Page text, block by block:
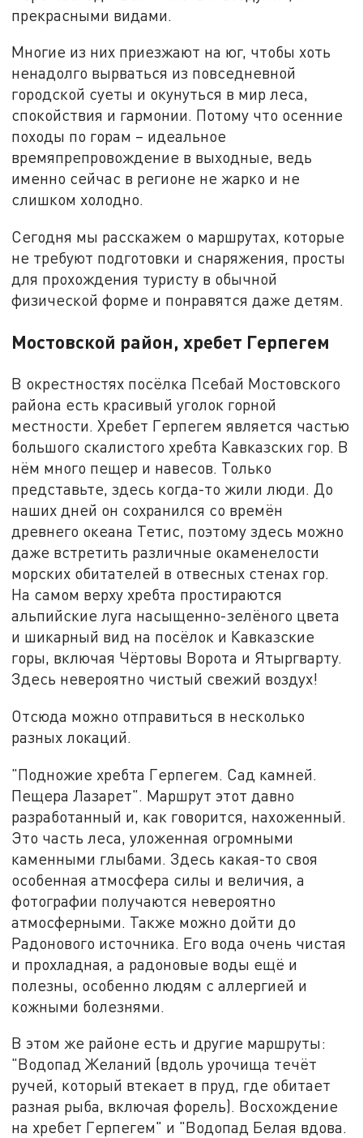
прекрасными видами.
Многие из них приезжают на юг, чтобы хоть
ненадолго вырваться из повседневной
городской суеты и окунуться в мир леса,
спокойствия и гармонии. Потому что осенние
походы по горам – идеальное
времяпрепровождение в выходные, ведь
именно сейчас в регионе не жарко и не
слишком холодно.
Сегодня мы расскажем о маршрутах, которые
не требуют подготовки и снаряжения, просты
для прохождения туристу в обычной
физической форме и понравятся даже детям.
Мостовской район, хребет Герпегем
В окрестностях посёлка Псебай Мостовского
района есть красивый уголок горной
местности. Хребет Герпегем является частью
большого скалистого хребта Кавказских гор. В
нём много пещер и навесов. Только
представьте, здесь когда-то жили люди. До
наших дней он сохранился со времён
древнего океана Тетис, поэтому здесь можно
даже встретить различные окаменелости
морских обитателей в отвесных стенах гор.
На самом верху хребта простираются
альпийские луга насыщенно-зелёного цвета
и шикарный вид на посёлок и Кавказские
горы, включая Чёртовы Ворота и Ятыргварту.
Здесь невероятно чистый свежий воздух!
Отсюда можно отправиться в несколько
разных локаций.
"Подножие хребта Герпегем. Сад камней.
Пещера Лазарет". Маршрут этот давно
разработанный и, как говорится, нахоженный.
Это часть леса, уложенная огромными
каменными глыбами. Здесь какая-то своя
особенная атмосфера силы и величия, а
фотографии получаются невероятно
атмосферными. Также можно дойти до
Радонового источника. Его вода очень чистая
и прохладная, а радоновые воды ещё и
полезны, особенно людям с аллергией и
кожными болезнями.
В этом же районе есть и другие маршруты:
"Водопад Желаний (вдоль урочища течёт
ручей, который втекает в пруд, где обитает
разная рыба, включая форель). Восхождение
на хребет Герпегем" и "Водопад Белая вдова.